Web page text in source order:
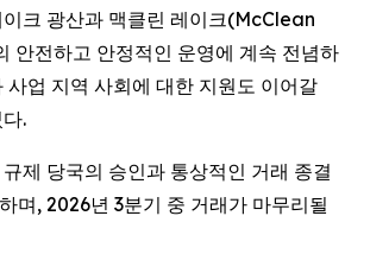
크 광산과 맥클린 레이크(McClean
안전하고 안정적인 운영에 계속 전념하
사업 지역 사회에 대한 지원도 이어갈
.
제 당국의 승인과 통상적인 거래 종결
며, 2026년 3분기 중 거래가 마무리될